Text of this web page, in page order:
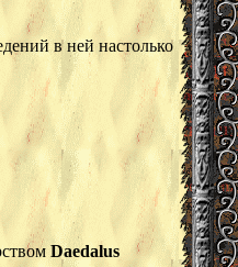
в ней настолько
Daedalus